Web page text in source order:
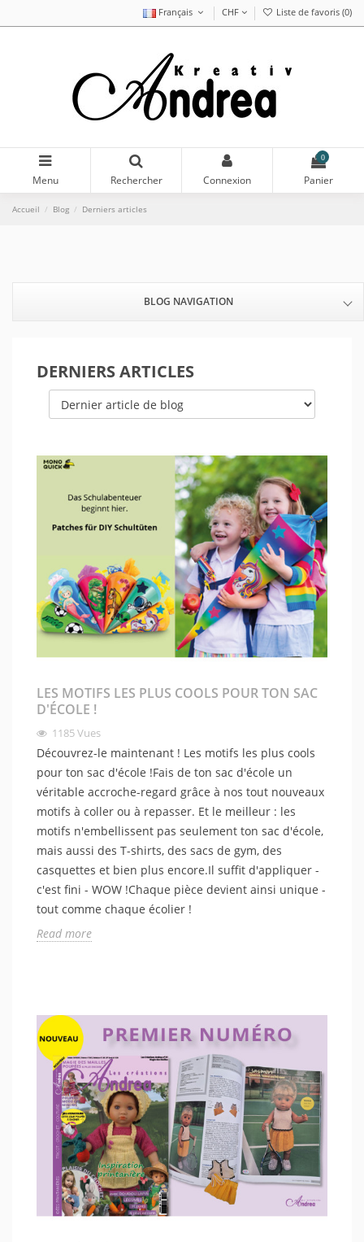
Français CHF Liste de favoris (0)
Menu Rechercher Connexion
0
Panier
Accueil Blog Derniers articles
BLOG NAVIGATION
DERNIERS ARTICLES
LES MOTIFS LES PLUS COOLS POUR TON SAC
D'ÉCOLE !
1185Vues
Découvrez-le maintenant ! Les motifs les plus cools
pour ton sac d'école !Fais de ton sac d'école un
véritable accroche-regard grâce à nos tout nouveaux
motifs à coller ou à repasser. Et le meilleur : les
motifs n'embellissent pas seulement ton sac d'école,
mais aussi des T-shirts, des sacs de gym, des
casquettes et bien plus encore.Il suffit d'appliquer -
c'est fini - WOW !Chaque pièce devient ainsi unique -
tout comme chaque écolier !
Read more